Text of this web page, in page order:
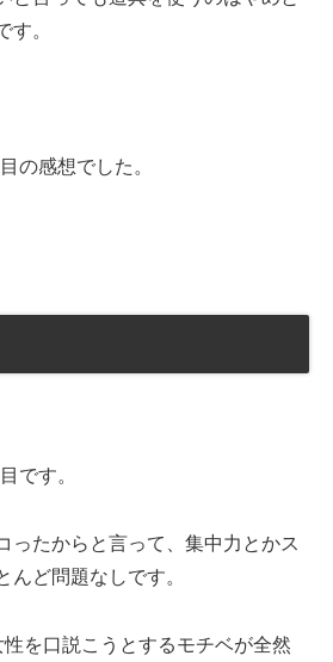
す。
の感想でした。
です。
ったからと言って、集中力とかス
んど問題なしです。
を口説こうとするモチベが全然